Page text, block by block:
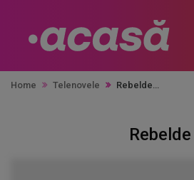
Home Telenovele Rebelde
Rebelde